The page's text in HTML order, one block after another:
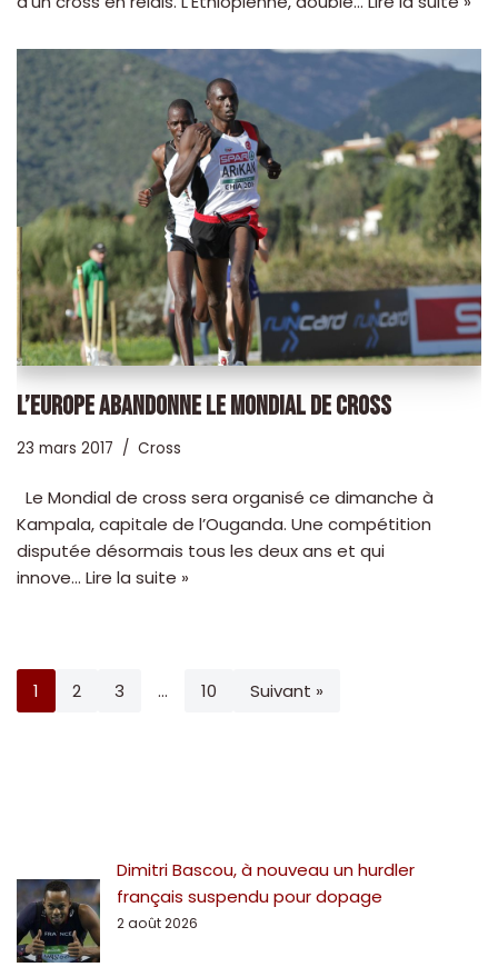
L’EUROPE ABANDONNE LE MONDIAL DE CROSS
23 mars 2017 Cross
Le Mondial de cross sera organisé ce dimanche à
Kampala, capitale de l’Ouganda. Une compétition
disputée désormais tous les deux ans et qui
innove… Lire la suite »
1 2 3 … 10 Suivant »
Dimitri Bascou, à nouveau un hurdler
français suspendu pour dopage
2 août 2026